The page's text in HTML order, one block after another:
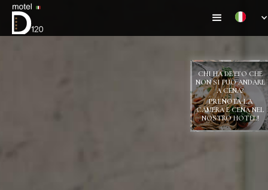
CHI HA DETTO CHE
NON SI PUÒ ANDARE
A CENA?
PRENOTALA
CAMERA E CENA NEL
NOSTRO HOTEL!